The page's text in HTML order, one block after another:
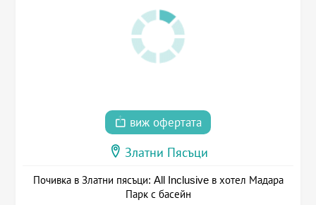
виж офертата
Златни Пясъци
Почивка в Златни пясъци: All Inclusive в хотел Мадара
Парк с басейн